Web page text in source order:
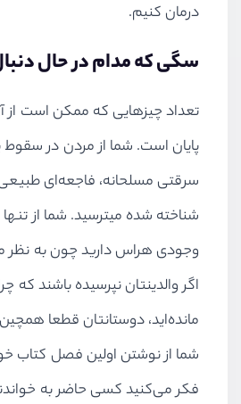
درمان کنیم.
سگی که مدام در حال
تعداد چیزهایی که ممکن است از
پایان است. شما از مردن در سقوط
سرقتی مسلحانه، فاجعه‌ای طبیعی
شناخته شده میترسید. شما از
وجودی هراس دارید چون به نظر
اگر والدینتان نپرسیده باشند که
مانده‌اید، دوستانتان قطعا
شما از نوشتن اولین فصل کتاب
فکر می‌کنید کسی حاضر به